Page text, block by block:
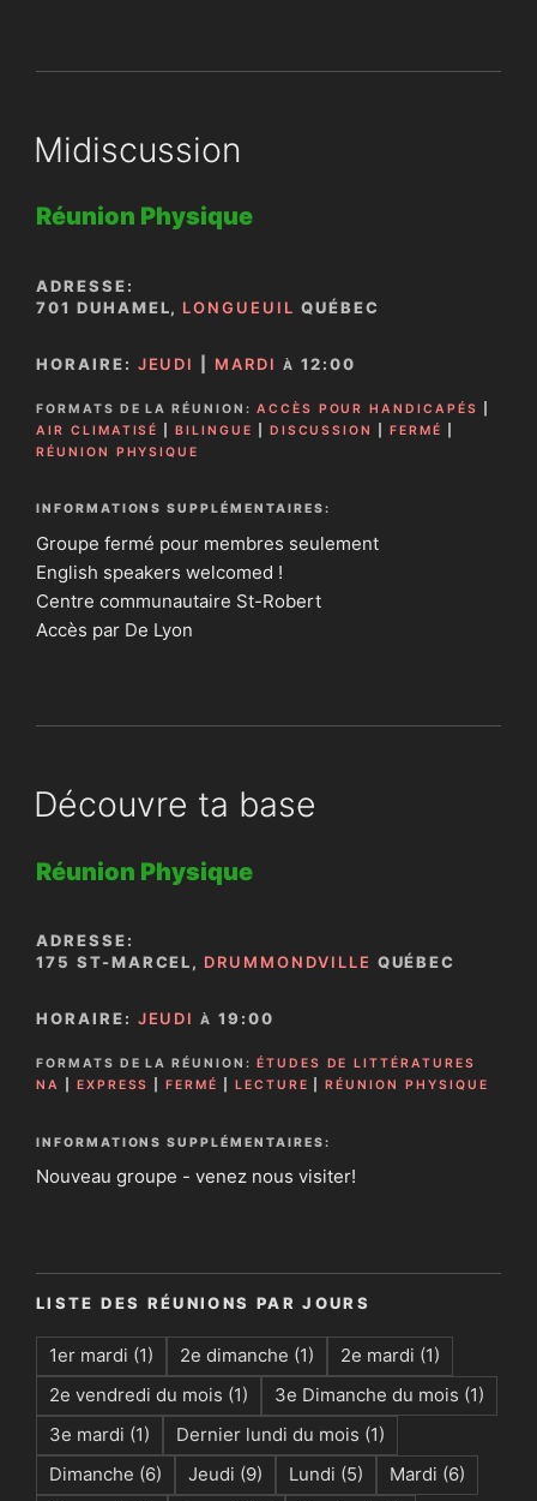
Midiscussion
Réunion Physique
ADRESSE:
701 DUHAMEL, LONGUEUIL QUÉBEC
HORAIRE: JEUDI MARDI À 12:00
FORMATS DE LA RÉUNION: ACCÈS POUR HANDICAPÉS
AIR CLIMATISÉ
|BILINGUE DISCUSSION |FERMÉ
RÉUNION PHYSIQUE
INFORMATIONS SUPPLÉMENTAIRES:
Groupe fermé pour membres seulement
English speakers welcomed !
Centre communautaire St-Robert
Accès par De Lyon
Découvre ta base
Réunion Physique
ADRESSE:
175 ST-MARCEL, DRUMMONDVILLE QUÉBEC
HORAIRE: JEUDI À 19:00
FORMATS DE LA RÉUNION: ÉTUDES DE LITTÉRATURES
NA
EXPRESS |FERMÉ LECTURE |RÉUNION PHYSIQUE
INFORMATIONS SUPPLÉMENTAIRES:
Nouveau groupe - venez nous visiter!
LISTE DES RÉUNIONS PAR JOURS
1er mardi (1) 2e dimanche (1) 2e mardi (1)
2e vendredi du mois (1) 3e Dimanche du mois (1)
3e mardi (1) Dernier lundi du mois (1)
Dimanche (6) Jeudi (9) Lundi (5) Mardi (6)